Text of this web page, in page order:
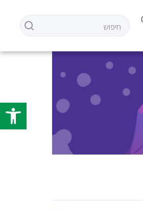
פתח